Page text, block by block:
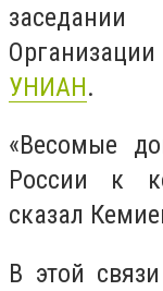
УНИАН.
«Весомые
России к
сказал
В этой